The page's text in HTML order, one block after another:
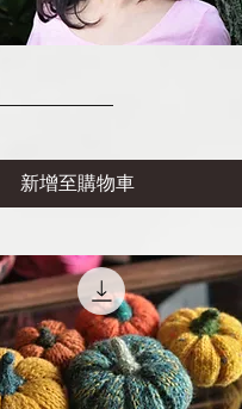
新增至購物車